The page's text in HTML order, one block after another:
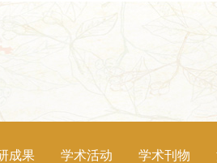
成果 学术活动 学术刊物